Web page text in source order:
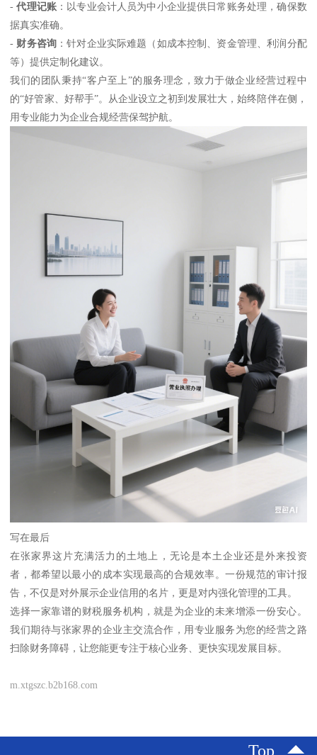
-代理记账 ：以专业会计人员为中小企业提供日常账务处理，确保数
据真实准确。
- 财务咨询 ：针对企业实际难题（如成本控制、资金管理、利润分配
等）提供定制化建议。
我们的团队秉持“客户至上”的服务理念，致力于做企业经营过程中
的“好管家、好帮手”。从企业设立之初到发展壮大，始终陪伴在侧，
用专业能力为企业合规经营保驾护航。
写在最后
在张家界这片充满活力的土地上，无论是本土企业还是外来投资
者，都希望以最小的成本实现最高的合规效率。一份规范的审计报
告，不仅是对外展示企业信用的名片，更是对内强化管理的工具。
选择一家靠谱的财税服务机构，就是为企业的未来增添一份安心。
我们期待与张家界的企业主交流合作，用专业服务为您的经营之路
扫除财务障碍，让您能更专注于核心业务、更快实现发展目标。
m.xtgszc.b2b168.com
Top